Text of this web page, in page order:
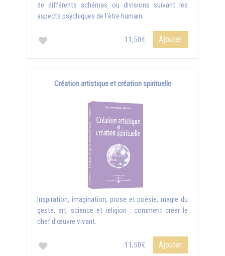
de différents schémas ou divisions suivant les
aspects psychiques de l'être humain.
11,50€ Ajouter
Création artistique et création spirituelle
Inspiration, imagination, prose et poésie, magie du
geste, art, science et religion : comment créer le
chef d'œuvre vivant.
11,50€ Ajouter